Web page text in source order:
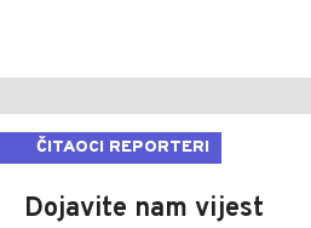
ČITAOCI REPORTERI
Dojavite nam vijest